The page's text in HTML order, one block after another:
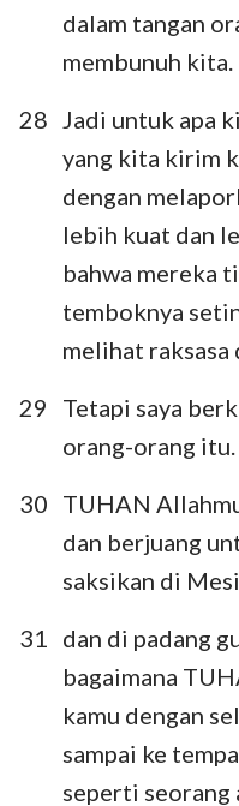
22
23 24
29
30 31
dalam tangan
membunuh kita.
28
Jadi untuk apa
yang kita kirim
dengan
lebih kuat dan
bahwa mereka
temboknya
melihat raksasa
29
Tetapi saya
orang-orang itu.
30 TUHAN
dan berjuang
saksikan di
31
dan di padang
bagaimana
kamu dengan
sampai ke
seperti seorang